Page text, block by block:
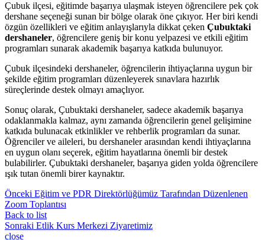
Çubuk ilçesi, eğitimde başarıya ulaşmak isteyen öğrencilere pek çok
dershane seçeneği sunan bir bölge olarak öne çıkıyor. Her biri kendi
özgün özellikleri ve eğitim anlayışlarıyla dikkat çeken Çubuktaki
dershaneler, öğrencilere geniş bir konu yelpazesi ve etkili eğitim
programları sunarak akademik başarıya katkıda bulunuyor.
Çubuk ilçesindeki dershaneler, öğrencilerin ihtiyaçlarına uygun bir
şekilde eğitim programları düzenleyerek sınavlara hazırlık
süreçlerinde destek olmayı amaçlıyor.
Sonuç olarak, Çubuktaki dershaneler, sadece akademik başarıya
odaklanmakla kalmaz, aynı zamanda öğrencilerin genel gelişimine
katkıda bulunacak etkinlikler ve rehberlik programları da sunar.
Öğrenciler ve aileleri, bu dershaneler arasından kendi ihtiyaçlarına
en uygun olanı seçerek, eğitim hayatlarına önemli bir destek
bulabilirler. Çubuktaki dershaneler, başarıya giden yolda öğrencilere
ışık tutan önemli birer kaynaktır.
Önceki Eğitim ve PDR Direktörlüğümüz Tarafından Düzenlenen
Zoom Toplantısı
Back to list
Sonraki Etlik Kurs Merkezi Ziyaretimiz
close